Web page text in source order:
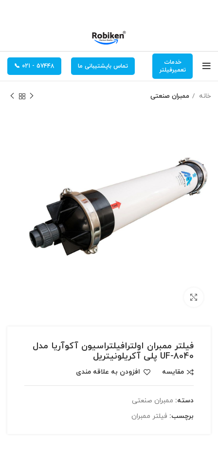
خدمات
تعمیرفیلتر
تماس باپشتیبانی ما 57448 - 021 📞
خانه ممبران صنعتی
فیلتر ممبران اولترافیلتراسیون آکوآریا مدل
UF-8040 پلی آکریلونیتریل
مقایسه افزودن به علاقه مندی
دسته: ممبران صنعتی
برچسب: فیلتر ممبران